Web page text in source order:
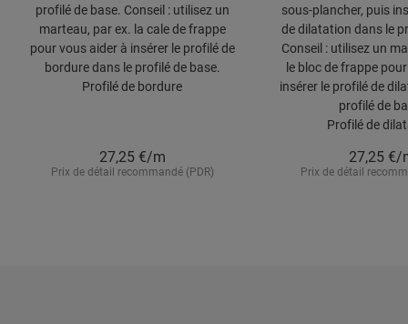
profilé de base. Conseil : utilisez un
marteau, par ex. la cale de frappe
pour vous aider à insérer le profilé de
bordure dans le profilé de base.
Profilé de bordure
27,25 €/m
Prix de détail recommandé (PDR)
sous-plancher, puis
de dilatation dans le
Conseil : utilisez un
le bloc de frappe
insérer le profilé de
profilé de
Profilé de
27,25 €/
Prix de détail